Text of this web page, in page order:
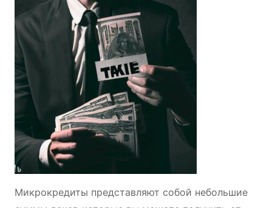
Микрокредиты представляют собой небольшие